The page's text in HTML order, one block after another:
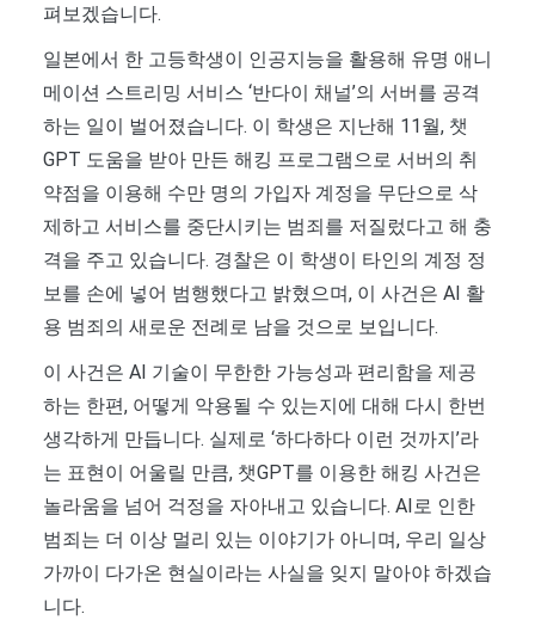
펴보겠습니다.
일본에서 한 고등학생이 인공지능을 활용해 유명 애니
메이션 스트리밍 서비스 ‘반다이 채널’의 서버를 공격
하는 일이 벌어졌습니다. 이 학생은 지난해 11월, 챗
GPT 도움을 받아 만든 해킹 프로그램으로 서버의 취
약점을 이용해 수만 명의 가입자 계정을 무단으로 삭
제하고 서비스를 중단시키는 범죄를 저질렀다고 해 충
격을 주고 있습니다. 경찰은 이 학생이 타인의 계정 정
보를 손에 넣어 범행했다고 밝혔으며, 이 사건은 AI 활
용 범죄의 새로운 전례로 남을 것으로 보입니다.
이 사건은 AI 기술이 무한한 가능성과 편리함을 제공
하는 한편, 어떻게 악용될 수 있는지에 대해 다시 한번
생각하게 만듭니다. 실제로 ‘하다하다 이런 것까지’라
는 표현이 어울릴 만큼, 챗GPT를 이용한 해킹 사건은
놀라움을 넘어 걱정을 자아내고 있습니다. AI로 인한
범죄는 더 이상 멀리 있는 이야기가 아니며, 우리 일상
가까이 다가온 현실이라는 사실을 잊지 말아야 하겠습
니다.